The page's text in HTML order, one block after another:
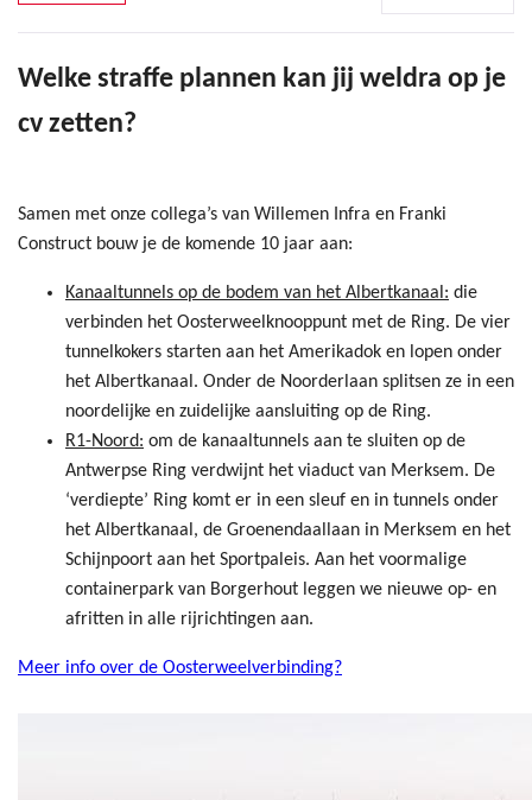
Welke straffe plannen kan jij weldra op je
cv zetten?
Samen met onze collega’s van Willemen Infra en Franki
Construct bouw je de komende 10 jaar aan:
Kanaaltunnels op de bodem van het Albertkanaal: die
verbinden het Oosterweelknooppunt met de Ring. De vier
tunnelkokers starten aan het Amerikadok en lopen onder
het Albertkanaal. Onder de Noorderlaan splitsen ze in een
noordelijke en zuidelijke aansluiting op de Ring.
R1-Noord: om de kanaaltunnels aan te sluiten op de
Antwerpse Ring verdwijnt het viaduct van Merksem. De
‘verdiepte’ Ring komt er in een sleuf en in tunnels onder
het Albertkanaal, de Groenendaallaan in Merksem en het
Schijnpoort aan het Sportpaleis. Aan het voormalige
containerpark van Borgerhout leggen we nieuwe op- en
afritten in alle rijrichtingen aan.
Meer info over de Oosterweelverbinding?